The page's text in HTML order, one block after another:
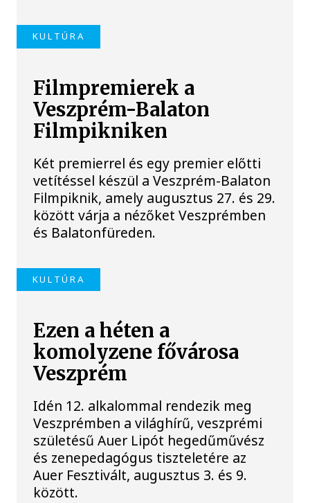
KULTÚRA
Filmpremierek a
Veszprém-Balaton
Filmpikniken
Két premierrel és egy premier előtti
vetítéssel készül a Veszprém-Balaton
Filmpiknik, amely augusztus 27. és 29.
között várja a nézőket Veszprémben
és Balatonfüreden.
KULTÚRA
Ezen a héten a
komolyzene fővárosa
Veszprém
Idén 12. alkalommal rendezik meg
Veszprémben a világhírű, veszprémi
születésű Auer Lipót hegedűművész
és zenepedagógus tiszteletére az
Auer Fesztivált, augusztus 3. és 9.
között.